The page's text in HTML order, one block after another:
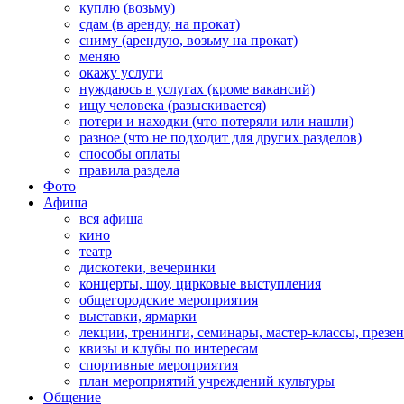
куплю (возьму)
сдам (в аренду, на прокат)
сниму (арендую, возьму на прокат)
меняю
окажу услуги
нуждаюсь в услугах (кроме вакансий)
ищу человека (разыскивается)
потери и находки (что потеряли или нашли)
разное (что не подходит для других разделов)
способы оплаты
правила раздела
Фото
Афиша
вся афиша
кино
театр
дискотеки, вечеринки
концерты, шоу, цирковые выступления
общегородские мероприятия
выставки, ярмарки
лекции, тренинги, семинары, мастер-классы,
квизы и клубы по интересам
спортивные мероприятия
план мероприятий учреждений культуры
Общение